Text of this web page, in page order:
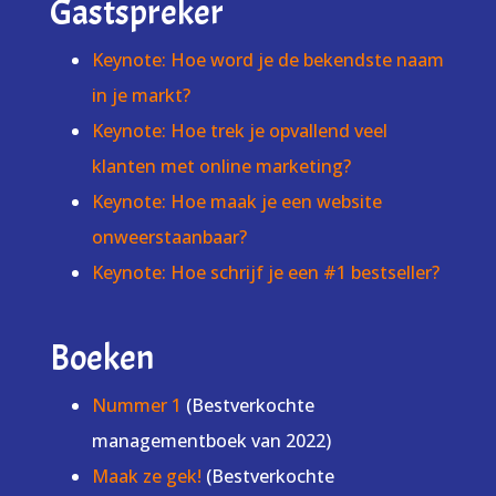
Gastspreker
Keynote: Hoe word je de bekendste naam
in je markt?
Keynote: Hoe trek je opvallend veel
klanten met online marketing?
Keynote: Hoe maak je een website
onweerstaanbaar?
Keynote: Hoe schrijf je een #1 bestseller?
Boeken
Nummer 1 (Bestverkochte
managementboek van 2022)
Maak ze gek! (Bestverkochte